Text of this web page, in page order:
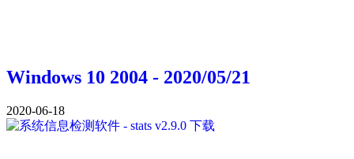
Windows 10 2004 - 2020/05/21
2020-06-18